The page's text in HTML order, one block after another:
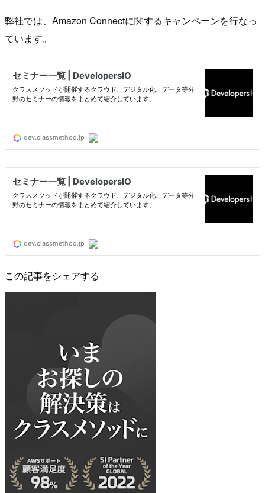
弊社では、Amazon Connectに関するキャンペーンを行なっ
ています。
この記事をシェアする